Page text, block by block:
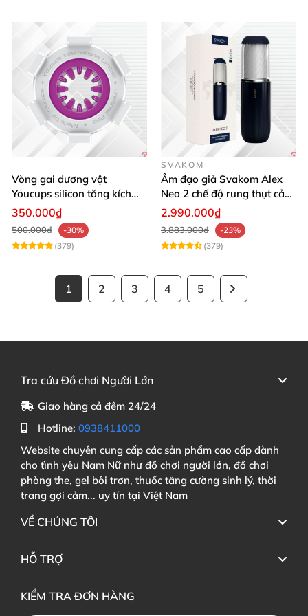
Vòng gai dương vật
Youcups silicon tăng kích
thước cực mạnh
350.000₫
500.000₫
-30%
(379)
SVAKOM
Âm đạo giả Svakom Alex
Neo 2 chế độ rung thụt cảm
giác thật
2.990.000₫
3.883.000₫
-23%
(379)
1 2 3 4 5
Tra cứu Đồ chơi Người Lớn
Giao hàng cả đêm 24/24
Hotline: 0938411000
Website chuyên cung cấp các sản phẩm cao cấp dành
cho tình yêu Nam Nữ như đồ chơi người lớn, đồ chơi
phòng the, gel bôi trơn, thuốc tăng cường sinh lý, thời
trang gợi cảm... uy tín tại Việt Nam
VỀ CHÚNG TÔI
HỖ TRỢ
KIỂM TRA ĐƠN HÀNG